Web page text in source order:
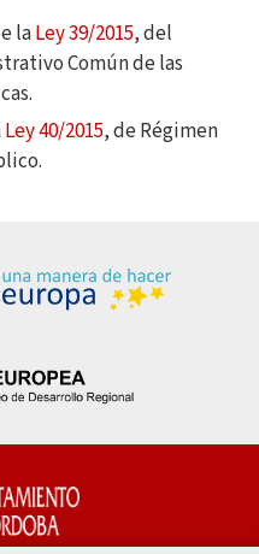
laLey 39/2015, del
Común de las
Ley 40/2015, de Régimen